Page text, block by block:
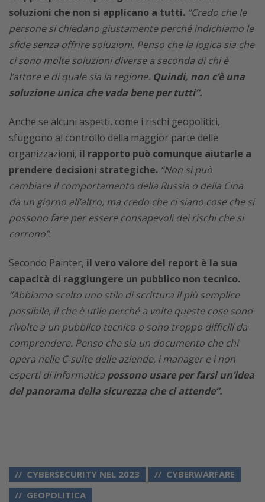
soluzioni che non si applicano a tutti. “Credo che le
persone si chiedano giustamente perché indichiamo le
sfide senza offrire soluzioni. Penso che la logica sia che
ci sono molte soluzioni diverse a seconda di chi è
l’attore e di quale sia la regione. Quindi, non c’è una
soluzione unica che vada bene per tutti”.
Anche se alcuni aspetti, come i rischi geopolitici,
sfuggono al controllo della maggior parte delle
organizzazioni, il rapporto può comunque aiutarle a
prendere decisioni strategiche. “Non si può
cambiare il comportamento della Russia o della Cina
da un giorno all’altro, ma credo che ci siano cose che si
possono fare per essere consapevoli dei rischi che si
corrono”.
Secondo Painter, il vero valore del report è la sua
capacità di raggiungere un pubblico non tecnico.
“Abbiamo scelto uno stile di scrittura il più semplice
possibile, il che è utile perché a volte queste cose sono
rivolte a un pubblico tecnico o sono troppo difficili da
comprendere. Penso che sia un documento che chi
opera nelle C-suite delle aziende, i manager e i non
esperti di informatica possono usare per farsi un’idea
del panorama della sicurezza che ci attende”.
CYBERSECURITY NEL 2023
CYBERWARFARE
GEOPOLITICA